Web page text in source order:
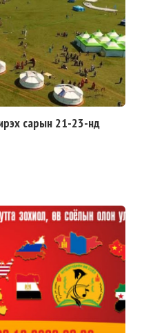
сарын 21-23-нд